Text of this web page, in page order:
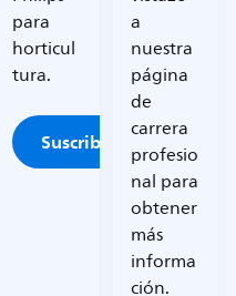
para
horticul
tura.
Suscribirme
a
nuestra
página
de
carrera
profesio
nal para
obtener
más
informa
ción.